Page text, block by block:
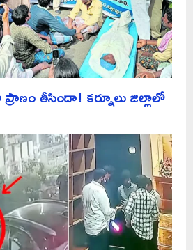
తీసిందా! కర్నూలు జిల్లాలో